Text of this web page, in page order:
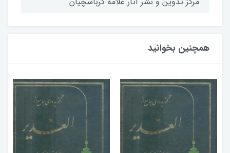
همچنین بخوانید